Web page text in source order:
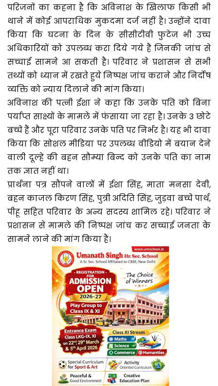
परिजनों का कहना है कि अविनाश के खिलाफ किसी भी
थाने में कोई आपराधिक मुकदमा दर्ज नहीं है। उन्होंने दावा
किया कि घटना के दिन के सीसीटीवी फुटेज भी उच्च
अधिकारियों को उपलब्ध करा दिये गये हैं जिनकी जांच से
सच्चाई सामने आ सकती है। परिवार ने प्रशासन से सभी
तथ्यों को ध्यान में रखते हुये निष्पक्ष जांच कराने और निर्दोष
व्यक्ति को न्याय दिलाने की मांग किया।
अविनाश की पत्नी ईशा ने कहा कि उनके पति को बिना
पर्याप्त साक्ष्यों के मामले में फंसाया जा रहा है। उनके 3 छोटे
बच्चे हैं और पूरा परिवार उनके पति पर निर्भर है। यह भी दावा
किया कि सोशल मीडिया पर उपलब्ध वीडियो में बयान देने
वाली दूल्हे की बहन सौम्या बिन्द को उनके पति का नाम
तक ज्ञात नहीं था।
प्रार्थना पत्र सौंपने वालों में ईशा सिंह, माता मनसा देवी,
बहन काजल किरण सिंह, पुत्री अदिति सिंह, जुड़वा बच्चे पार्थ,
पीहू सहित परिवार के अन्य सदस्य शामिल रहे। परिवार ने
प्रशासन से मामले की निष्पक्ष जांच कर सच्चाई जनता के
सामने लाने की मांग किया है।